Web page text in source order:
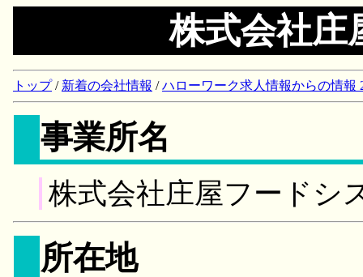
株式会社庄
トップ/ 新着の会社情報 /ハローワーク求人情報からの情報
事業所名
株式会社庄屋フードシ
所在地